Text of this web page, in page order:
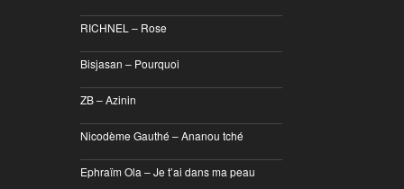
RICHNEL – Rose
Bisjasan – Pourquoi
ZB – Azinin
Nicodème Gauthé – Ananou tché
Ephraïm Ola – Je t’ai dans ma peau